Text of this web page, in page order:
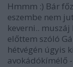
Hmmm :) Bár
eszembe nem
keverni..
előttem szóló
hétvégén úgyis
avokádókímélő